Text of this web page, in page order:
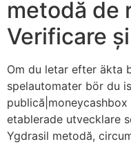
metodă de
Verificare
Om du letar efter äkta
spelautomater bör du
etablerade utvecklare
Ygdrasil metodă,